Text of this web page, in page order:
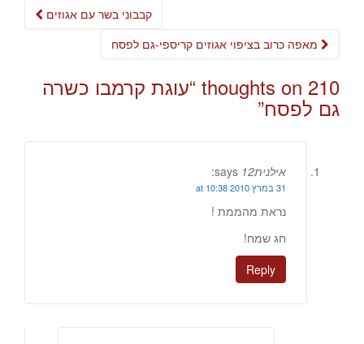
Post
navigation
קבבוני בשר עם אגוזים
210 thoughts on “ עוגת קרמבו כשרה
גם לפסח”
אילנית12 says:
31 במרץ 2010 at 10:38
נראת מהממת !
חג שמח!
Reply